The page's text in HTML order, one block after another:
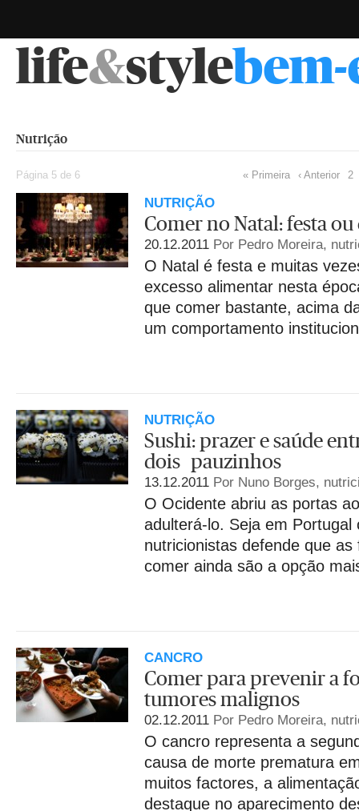
life&style
Nutrição
Página 5 de 6 « Primeira ‹ Anterior 2
NUTRIÇÃO
Comer no Natal: festa
20.12.2011 Por Pedro Moreira,
O Natal é festa e muitas
excesso alimentar nesta
que comer bastante, acima
um comportamento
NUTRIÇÃO
Sushi: prazer e saúde
dois pauzinhos
13.12.2011 Por Nuno Borges,
O Ocidente abriu as portas
adulterá-lo. Seja em Portugal
nutricionistas defende que
comer ainda são a opção
CANCRO
Comer para prevenir a
tumores malignos
02.12.2011 Por Pedro Moreira,
O cancro representa a
causa de morte prematura
muitos factores, a
destaque no aparecimento